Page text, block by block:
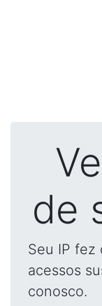
de
Seu IP fez
acessos
conosco.